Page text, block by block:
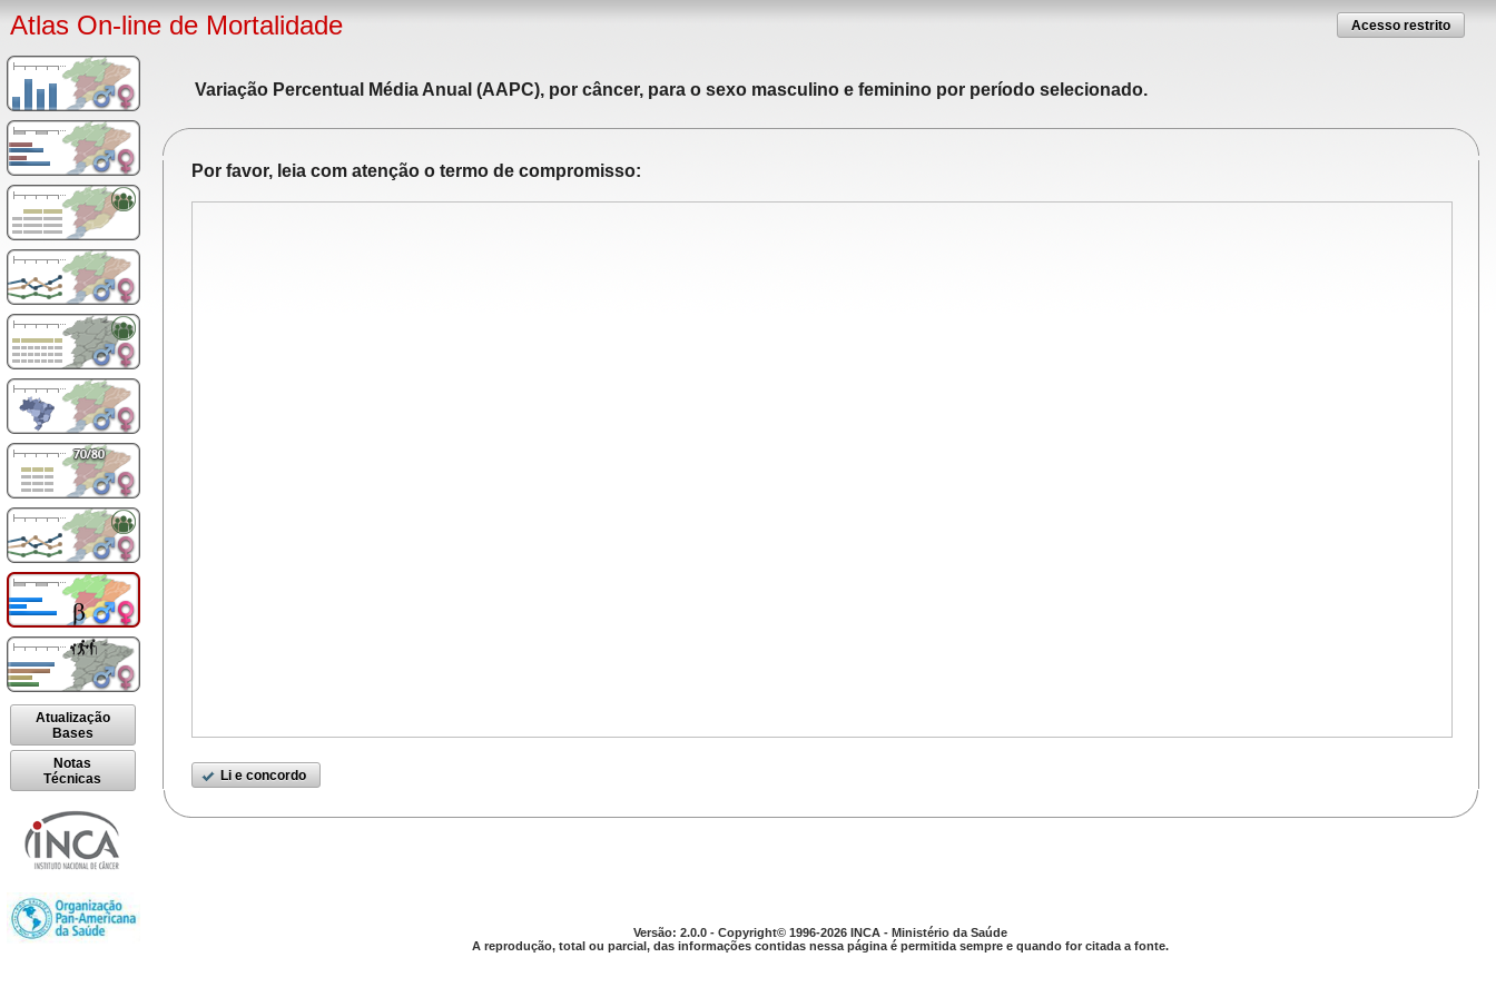
Atlas On-line de Mortalidade Acesso restrito
Atualização
Bases
Notas
Técnicas
Variação Percentual Média Anual (AAPC), por câncer, para o sexo masculino e feminino por período selecionado.
Por favor, leia com atenção o termo de compromisso:
Li e concordo
Versão: 2.0.0 - Copyright© 1996-2026 INCA - Ministério da Saúde
A reprodução, total ou parcial, das informações contidas nessa página é permitida sempre e quando for citada a fonte.